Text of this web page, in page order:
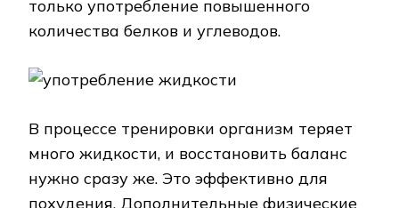
только употребление повышенного
количества белков и углеводов.
В процессе тренировки организм теряет
много жидкости, и восстановить баланс
нужно сразу же. Это эффективно для
похудения. Дополнительные физические